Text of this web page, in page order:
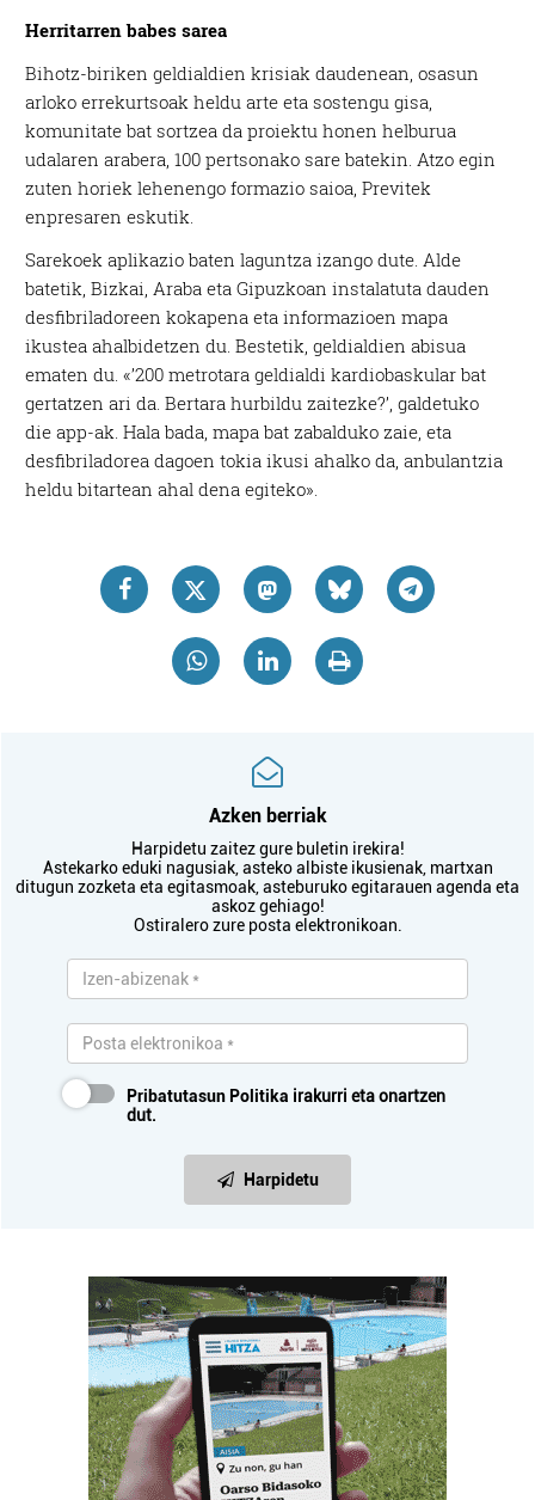
Herritarren babes sarea
Bihotz-biriken geldialdien krisiak daudenean, osasun
arloko errekurtsoak heldu arte eta sostengu gisa,
komunitate bat sortzea da proiektu honen helburua
udalaren arabera, 100 pertsonako sare batekin. Atzo egin
zuten horiek lehenengo formazio saioa, Previtek
enpresaren eskutik.
Sarekoek aplikazio baten laguntza izango dute. Alde
batetik, Bizkai, Araba eta Gipuzkoan instalatuta dauden
desfibriladoreen kokapena eta informazioen mapa
ikustea ahalbidetzen du. Bestetik, geldialdien abisua
ematen du. «’200 metrotara geldialdi kardiobaskular bat
gertatzen ari da. Bertara hurbildu zaitezke?’, galdetuko
die app-ak. Hala bada, mapa bat zabalduko zaie, eta
desfibriladorea dagoen tokia ikusi ahalko da, anbulantzia
heldu bitartean ahal dena egiteko».
Azken berriak
Harpidetu zaitez gure buletin irekira!
Astekarko eduki nagusiak, asteko albiste ikusienak, martxan
ditugun zozketa eta egitasmoak, asteburuko egitarauen agenda eta
askoz gehiago!
Ostiralero zure posta elektronikoan.
Pribatutasun Politika irakurri eta onartzen
dut.
Harpidetu